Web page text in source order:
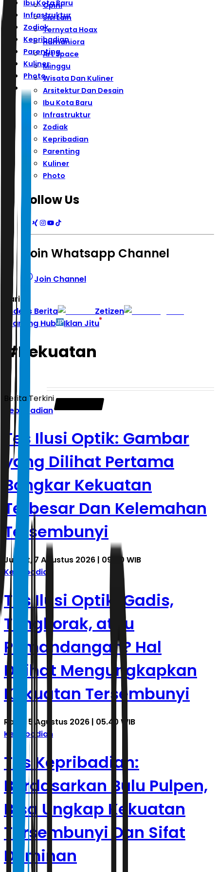
Ibu Kota Baru
Infrastruktur
Zodiak
Kepribadian
Parenting
Kuliner
Photo
Opini
Sisi Lain
Ternyata Hoax
Humaniora
Art Space
Minggu
Wisata Dan Kuliner
Arsitektur Dan Desain
Ibu Kota Baru
Infrastruktur
Zodiak
Kepribadian
Parenting
Kuliner
Photo
Follow Us
Join Whatsapp Channel
Join Channel
Hari ini
Indeks Berita
Zetizen
Learning Hub
Iklan Jitu
#Kekuatan
Berita Terkini
Kepribadian
Tes Ilusi Optik: Gambar
yang Dilihat Pertama
Bongkar Kekuatan
Terbesar Dan Kelemahan
Tersembunyi
Jumat, 7 Agustus 2026 | 09.40 WIB
Kepribadian
Tes Ilusi Optik: Gadis,
Tengkorak, atau
Pemandangan? Hal
Dilihat Mengungkapkan
Kekuatan Tersembunyi
Rabu, 5 Agustus 2026 | 05.40 WIB
Kepribadian
Tes Kepribadian:
Berdasarkan Bulu Pulpen,
Bisa Ungkap Kekuatan
Tersembunyi Dan Sifat
Dominan